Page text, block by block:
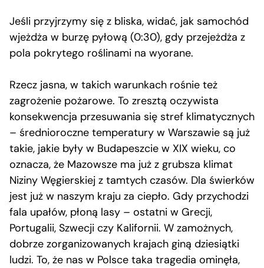
Jeśli przyjrzymy się z bliska, widać, jak samochód
wjeżdża w burzę pyłową (0:30), gdy przejeżdża z
pola pokrytego roślinami na wyorane.
Rzecz jasna, w takich warunkach rośnie też
zagrożenie pożarowe. To zresztą oczywista
konsekwencja przesuwania się stref klimatycznych
– średnioroczne temperatury w Warszawie są już
takie, jakie były w Budapeszcie w XIX wieku, co
oznacza, że Mazowsze ma już z grubsza klimat
Niziny Węgierskiej z tamtych czasów. Dla świerków
jest już w naszym kraju za ciepło. Gdy przychodzi
fala upałów, płoną lasy – ostatni w Grecji,
Portugalii, Szwecji czy Kalifornii. W zamożnych,
dobrze zorganizowanych krajach giną dziesiątki
ludzi. To, że nas w Polsce taka tragedia ominęła,